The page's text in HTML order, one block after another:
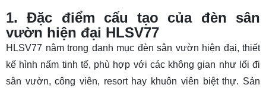
1. Đặc điểm cấu tạo của đèn sân
vườn hiện đại HLSV77
HLSV77 nằm trong danh mục đèn sân vườn hiện đại, thiết
kế hình nấm tinh tế, phù hợp với các không gian như lối đi
sân vườn, công viên, resort hay khuôn viên biệt thự. Sản